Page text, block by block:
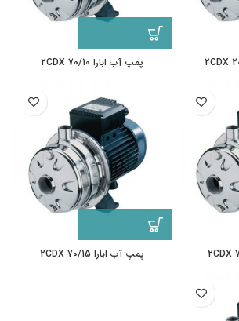
پمپ آب ابارا 2CDX 70/10
پمپ آب ابارا 2CDX 70/15